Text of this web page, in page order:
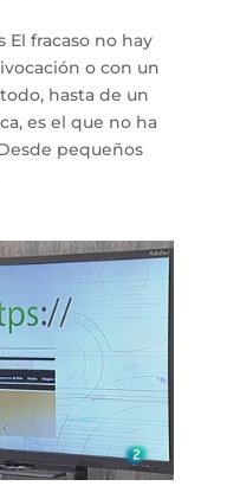
fracaso no hay
o con un
hasta de un
es el que no ha
pequeños